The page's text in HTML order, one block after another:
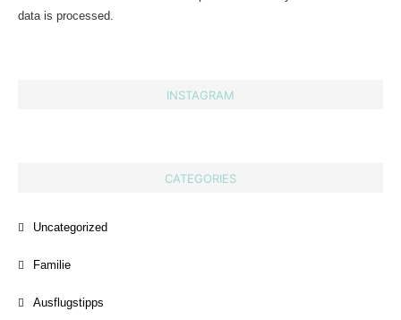
data is processed.
INSTAGRAM
CATEGORIES
Uncategorized
Familie
Ausflugstipps